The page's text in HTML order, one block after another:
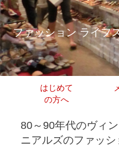
ファッション ライフ
はじめて
の方へ
80～90年代のヴィ
ニアルズのファッ